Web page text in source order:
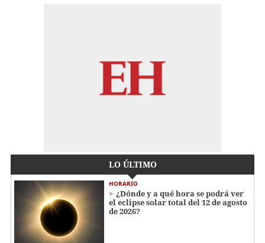
LO ÚLTIMO
HORARIO
¿Dónde y a qué hora se podrá ver
el eclipse solar total del 12 de agosto
de 2026?